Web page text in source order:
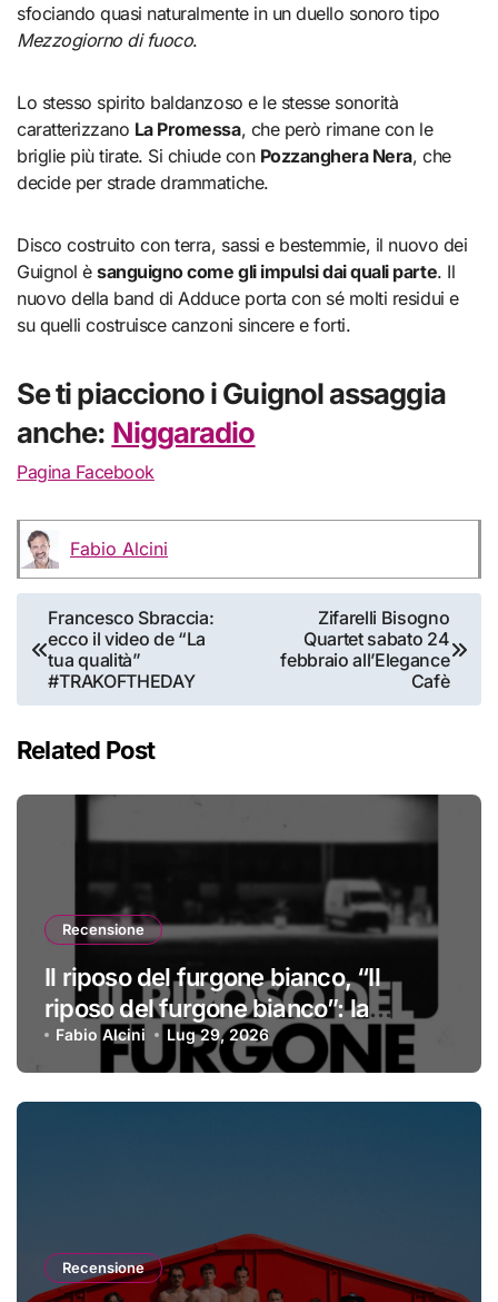
sfociando quasi naturalmente in un duello sonoro tipo
Mezzogiorno di fuoco.
Lo stesso spirito baldanzoso e le stesse sonorità
caratterizzano La Promessa, che però rimane con le
briglie più tirate. Si chiude con Pozzanghera Nera, che
decide per strade drammatiche.
Disco costruito con terra, sassi e bestemmie, il nuovo dei
Guignol èsanguigno come gli impulsi dai quali parte. Il
nuovo della band di Adduce porta con sé molti residui e
su quelli costruisce canzoni sincere e forti.
Se ti piacciono i Guignol assaggia
anche: Niggaradio
Pagina Facebook
Fabio Alcini
Navigazione
articoli
Francesco Sbraccia:
ecco il video de “La
tua qualità”
#TRAKOFTHEDAY
Zifarelli Bisogno
Quartet sabato 24
febbraio all’Elegance
Cafè
Related Post
Recensione
Il riposo del furgone bianco, “Il
riposo del furgone bianco”: la
recensione
Fabio Alcini Lug 29, 2026
Recensione